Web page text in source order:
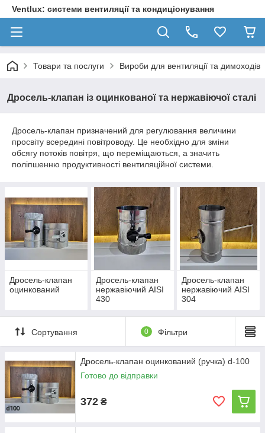
Ventlux: системи вентиляції та кондиціонування
Товари та послуги Вироби для вентиляції та димоходів
Дросель-клапан із оцинкованої та нержавіючої сталі
Дросель-клапан призначений для регулювання величини
просвіту всередині повітроводу. Це необхідно для зміни
обсягу потоків повітря, що переміщаються, а значить
поліпшенню продуктивності вентиляційної системи.
Дросель-клапан
оцинкований
Дросель-клапан
нержавіючий AISI
430
Дросель-клапан
нержавіючий AISI
304
Сортування 0 Фільтри
Дросель-клапан оцинкований (ручка) d-100
Готово до відправки
372 ₴